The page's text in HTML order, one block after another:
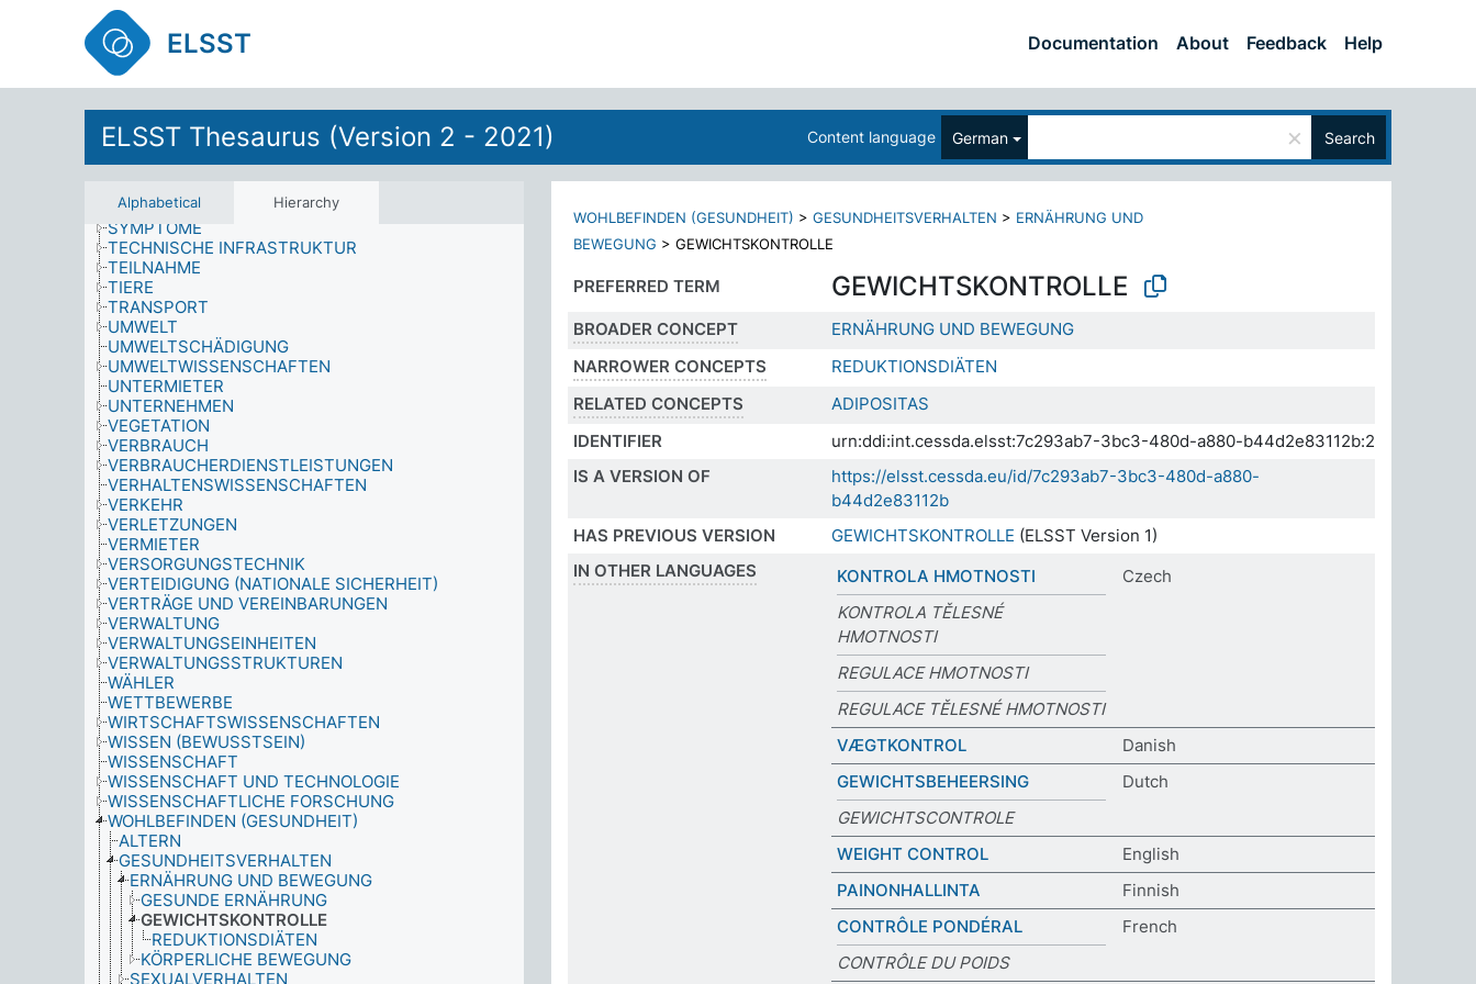
ELSST Documentation About Feedback Help
ELSST Thesaurus (Version 2 - 2021) Content language German × Search
Alphabetical Hierarchy
SOZIALWISSENSCHAFTEN
SOZIOLOGIE
SOZIOÖKONOMISCHE INDIKATOREN
SPORT
SPRACHE
SPRACHWISSENSCHAFTEN
STAATLICHE KONTROLLE
STAATSANGEHÖRIGKEIT
STOFFEIGENSCHAFTEN
STREITKRÄFTE
SYMPTOME
TECHNISCHE INFRASTRUKTUR
TEILNAHME
TIERE
TRANSPORT
UMWELT
UMWELTSCHÄDIGUNG
UMWELTWISSENSCHAFTEN
UNTERMIETER
UNTERNEHMEN
VEGETATION
VERBRAUCH
VERBRAUCHERDIENSTLEISTUNGEN
VERHALTENSWISSENSCHAFTEN
VERKEHR
VERLETZUNGEN
VERMIETER
VERSORGUNGSTECHNIK
VERTEIDIGUNG (NATIONALE SICHERHEIT)
VERTRÄGE UND VEREINBARUNGEN
VERWALTUNG
VERWALTUNGSEINHEITEN
VERWALTUNGSSTRUKTUREN
WÄHLER
WETTBEWERBE
WIRTSCHAFTSWISSENSCHAFTEN
WISSEN (BEWUSSTSEIN)
WISSENSCHAFT
WISSENSCHAFT UND TECHNOLOGIE
WISSENSCHAFTLICHE FORSCHUNG
WOHLBEFINDEN (GESUNDHEIT)
ALTERN
GESUNDHEITSVERHALTEN
ERNÄHRUNG UND BEWEGUNG
GESUNDE ERNÄHRUNG
GEWICHTSKONTROLLE
REDUKTIONSDIÄTEN
KÖRPERLICHE BEWEGUNG
SEXUALVERHALTEN
WOHLBEFINDEN (GESUNDHEIT) > GESUNDHEITSVERHALTEN > ERNÄHRUNG UND
BEWEGUNG > GEWICHTSKONTROLLE
PREFERRED TERM GEWICHTSKONTROLLE
BROADER CONCEPT
ERNÄHRUNG UND BEWEGUNG
NARROWER CONCEPTS
REDUKTIONSDIÄTEN
RELATED CONCEPTS
ADIPOSITAS
IDENTIFIER
urn:ddi:int.cessda.elsst:7c293ab7-3bc3-480d-a880-b44d2e83112b:2
IS A VERSION OF
https://elsst.cessda.eu/id/7c293ab7-3bc3-480d-a880-
b44d2e83112b
HAS PREVIOUS VERSION
GEWICHTSKONTROLLE (ELSST Version 1)
IN OTHER LANGUAGES
KONTROLA HMOTNOSTI
Czech
KONTROLA TĚLESNÉ
HMOTNOSTI
REGULACE HMOTNOSTI
REGULACE TĚLESNÉ HMOTNOSTI
VÆGTKONTROL
Danish
GEWICHTSBEHEERSING
Dutch
GEWICHTSCONTROLE
WEIGHT CONTROL
English
PAINONHALLINTA
Finnish
CONTRÔLE PONDÉRAL
French
CONTRÔLE DU POIDS